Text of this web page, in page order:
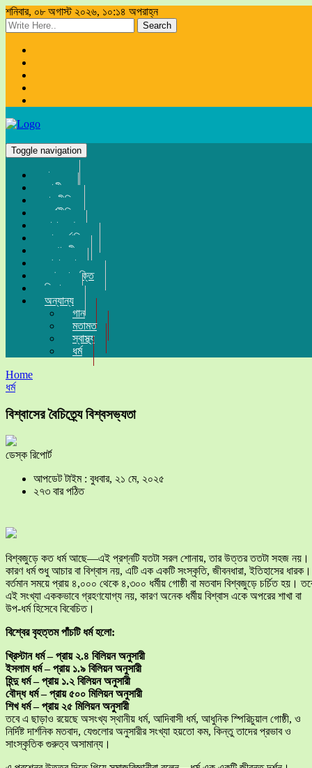
শনিবার, ০৮ অগাস্ট ২০২৬, ১০:১৪ অপরাহ্ন
Search
Toggle navigation
প্রচ্ছদ
জাতীয়
রাজনীতি
অর্থনীতি
সারা দেশ
আন্তর্জাতিক
সম্পাদকীয়
খেলা-ধুলা
তথ্য-প্রযুক্তি
বিনোদন
অন্যান্য
গান
মতামত
স্বাস্থ্য
ধর্ম
Home
ধর্ম
বিশ্বাসের বৈচিত্র্যে বিশ্বসভ্যতা
ডেস্ক রিপোর্ট
আপডেট টাইম : বুধবার, ২১ মে, ২০২৫
২৭৩ বার পঠিত
বিশ্বজুড়ে কত ধর্ম আছে—এই প্রশ্নটি যতটা সরল শোনায়, তার উত্তর ততটা সহজ নয়।
কারণ ধর্ম শুধু আচার বা বিশ্বাস নয়, এটি এক একটি সংস্কৃতি, জীবনধারা, ইতিহাসের ধারক।
বর্তমান সময়ে প্রায় ৪,০০০ থেকে ৪,৩০০ ধর্মীয় গোষ্ঠী বা মতবাদ বিশ্বজুড়ে চর্চিত হয়।
এই সংখ্যা এককভাবে গ্রহণযোগ্য নয়, কারণ অনেক ধর্মীয় বিশ্বাস একে অপরের শাখা বা
উপ-ধর্ম হিসেবে বিবেচিত।
বিশ্বের বৃহত্তম পাঁচটি ধর্ম হলো:
খ্রিস্টান ধর্ম – প্রায় ২.৪ বিলিয়ন অনুসারী
ইসলাম ধর্ম – প্রায় ১.৯ বিলিয়ন অনুসারী
হিন্দু ধর্ম – প্রায় ১.২ বিলিয়ন অনুসারী
বৌদ্ধ ধর্ম – প্রায় ৫০০ মিলিয়ন অনুসারী
শিখ ধর্ম – প্রায় ২৫ মিলিয়ন অনুসারী
তবে এ ছাড়াও রয়েছে অসংখ্য স্থানীয় ধর্ম, আদিবাসী ধর্ম, আধুনিক স্পিরিচুয়াল গোষ্ঠী, ও
নির্দিষ্ট দার্শনিক মতবাদ, যেগুলোর অনুসারীর সংখ্যা হয়তো কম, কিন্তু তাদের প্রভাব ও
সাংস্কৃতিক গুরুত্ব অসামান্য।